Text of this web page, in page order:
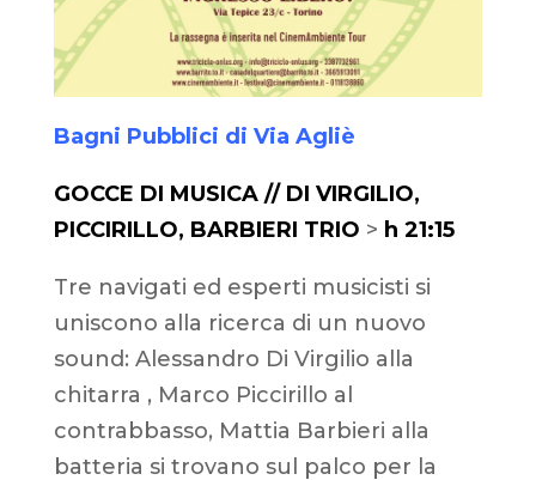
Bagni Pubblici di Via Agliè
GOCCE DI MUSICA // DI VIRGILIO,
PICCIRILLO, BARBIERI TRIO > h 21:15
Tre navigati ed esperti musicisti si
uniscono alla ricerca di un nuovo
sound: Alessandro Di Virgilio alla
chitarra , Marco Piccirillo al
contrabbasso, Mattia Barbieri alla
batteria si trovano sul palco per la